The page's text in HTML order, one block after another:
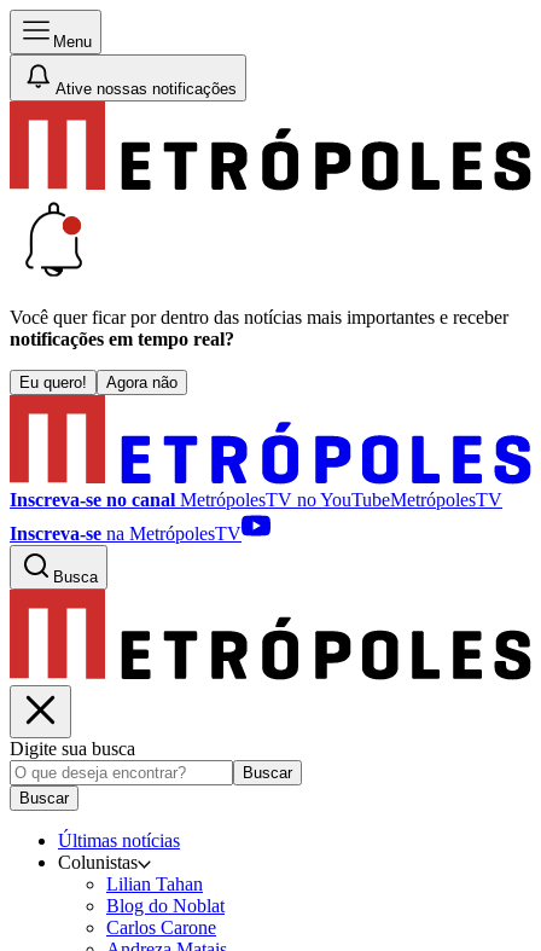
Menu
Ative nossas notificações
Você quer ficar por dentro das notícias mais importantes e receber
notificações em tempo real?
Eu quero! Agora não
Inscreva-se no canal MetrópolesTV noYouTubeMetrópolesTV
Inscreva-se na MetrópolesTV
Busca
Digite sua busca
Buscar
Buscar
Últimas notícias
Colunistas
Lilian Tahan
Blog do Noblat
Carlos Carone